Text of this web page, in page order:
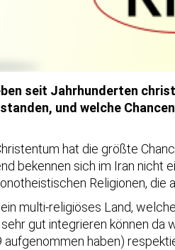
seit Jahrhunderten
und welche
hat die größte
bekennen sich im Iran nicht
Religionen, die
multi-religiöses Land,
gut integrieren können
aufgenommen haben)